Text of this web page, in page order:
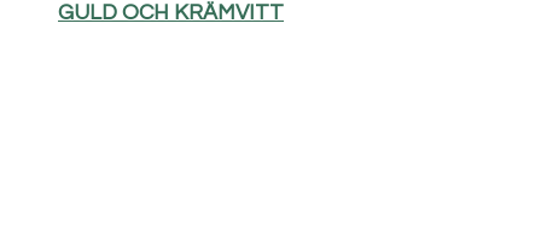
GULD OCH KRÄMVITT